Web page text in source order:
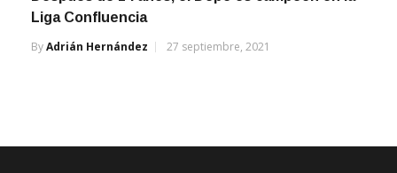
Liga Confluencia
ByAdrián Hernández 27 septiembre, 2021